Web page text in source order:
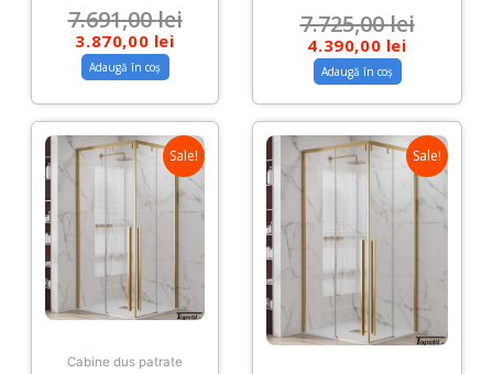
7.691,00lei
3.870,00 lei
Adaugă în coș
7.725,00lei
4.390,00 lei
Adaugă în coș
Sale!
Cabine dus patrate
Sale!